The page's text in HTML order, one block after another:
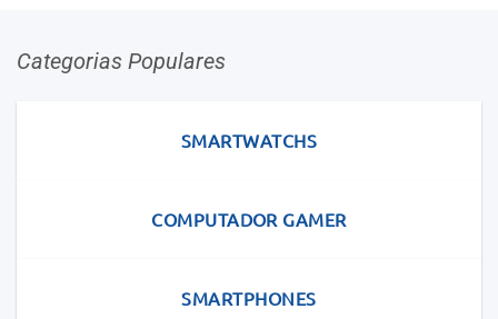
Categorias Populares
SMARTWATCHS
COMPUTADOR GAMER
SMARTPHONES